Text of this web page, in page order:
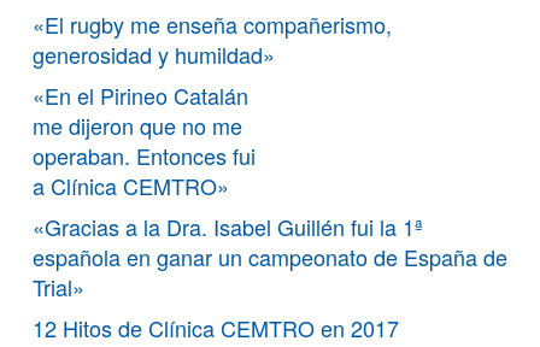
«El rugby me enseña compañerismo,
generosidad y humildad»
«En el Pirineo Catalán
me dijeron que no me
operaban. Entonces fui
a Clínica CEMTRO»
«Gracias a la Dra. Isabel Guillén fui la 1ª
española en ganar un campeonato de España de
Trial»
12 Hitos de Clínica CEMTRO en 2017